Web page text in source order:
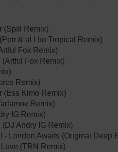
(Spill Remix)
& al l bo Tropical Remix)
Fox Remix)
Fox Remix)
Remix)
(Ess Kimo Remix)
Remix)
IG Remix)
Andry IG Remix)
- London Awaits (Original Deep
(TRN Remix)